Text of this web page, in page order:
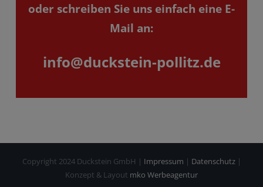
oder schreiben Sie uns einfach eine E-
Mail an:
info@duckstein-pollitz.de
Copyright 2024 Duckstein GmbH | Impressum | Datenschutz|
Konzept & Layout mko Werbeagentur